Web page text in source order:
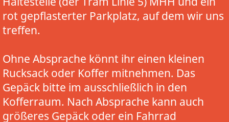
rot gepflasterter Parkplatz, auf dem wir uns
treffen.
Ohne Absprache könnt ihr einen kleinen
Rucksack oder Koffer mitnehmen. Das
Gepäck bitte im ausschließlich in den
Kofferraum. Nach Absprache kann auch
größeres Gepäck oder ein Fahrrad